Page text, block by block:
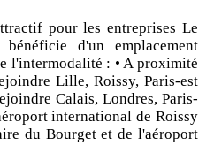
pour les entreprises Le
d'un emplacement
l'intermodalité : • A proximité
Lille, Roissy, Paris-est
Calais, Londres, Paris-
international de Roissy
du Bourget et de l'aéroport